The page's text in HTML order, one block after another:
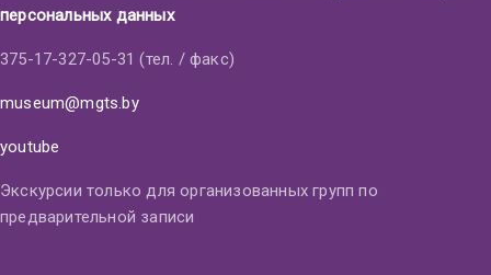
персональных данных
375-17-327-05-31 (тел. / факс)
museum@mgts.by
youtube
Экскурсии только для организованных групп по
предварительной записи